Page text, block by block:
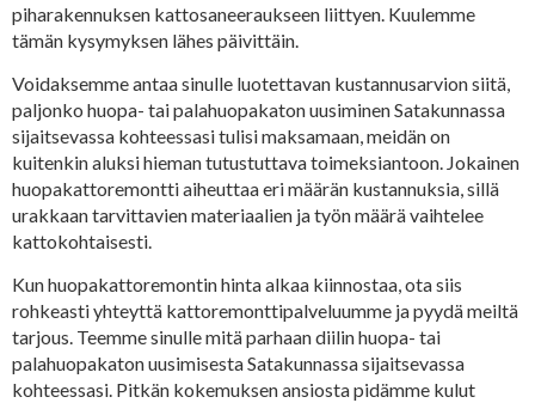
piharakennuksen kattosaneeraukseen liittyen. Kuulemme
tämän kysymyksen lähes päivittäin.
Voidaksemme antaa sinulle luotettavan kustannusarvion siitä,
paljonko huopa- tai palahuopakaton uusiminen Satakunnassa
sijaitsevassa kohteessasi tulisi maksamaan, meidän on
kuitenkin aluksi hieman tutustuttava toimeksiantoon. Jokainen
huopakattoremontti aiheuttaa eri määrän kustannuksia, sillä
urakkaan tarvittavien materiaalien ja työn määrä vaihtelee
kattokohtaisesti.
Kun huopakattoremontin hinta alkaa kiinnostaa, ota siis
rohkeasti yhteyttä kattoremonttipalveluumme ja pyydä meiltä
tarjous. Teemme sinulle mitä parhaan diilin huopa- tai
palahuopakaton uusimisesta Satakunnassa sijaitsevassa
kohteessasi. Pitkän kokemuksen ansiosta pidämme kulut